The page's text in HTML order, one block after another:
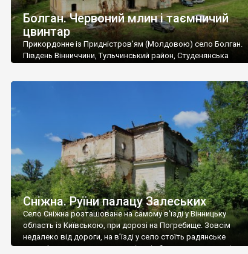
Болган. Червоний млин і таємничий
цвинтар
Прикордонне із Придністров’ям (Молдовою) село Болган.
Південь Вінниччини, Тульчинський район, Студенянська
старовинний цвинтар із кам’яними хрестами. Всі епітафії, які
збереглися, написані кирилицею, церковнослов’янською
мовою. За всіма традиційними ознаками – цвинтар
український. Хрести датуються 19 століттям. У 1924-1940
роках Болган […]
Сніжна. Руїни палацу Залеських
Село Сніжна розташоване на самому в’їзді у Вінницьку
область із Київською, при дорозі на Погребище. Зовсім
недалеко від дороги, на в’їзді у село стоїть радянське
рельєфне пано, яке показує жінку і яблуню, а трохи далі,